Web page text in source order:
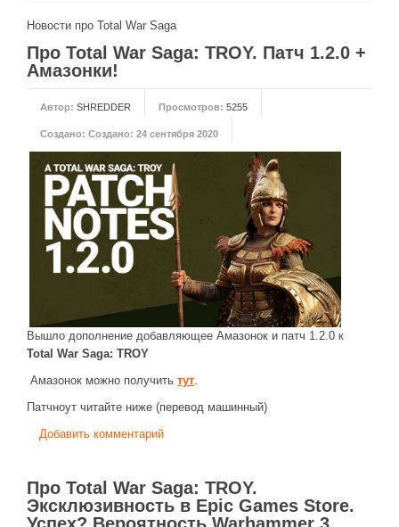
Моддинг Shogun 2
Моддинг Napoleon
ДРУГИЕ ИГРЫ
Серия игр Mount and Blade
Вселенные Warhammer
Warhammer 40.000: Dawn of War
Серия игр «История войн»
Серия игр «King Arthur»
Творчество СиЧевиков
Блоги о рыбалке
Черный Гетман (роман)
Наше время
Новое время
Новости про Total War Saga
Про Total War Saga: TROY. Патч 1.2.0 +
Амазонки!
Автор: SHREDDER Просмотров: 5255
Создано: Создано: 24 сентября 2020
Вышло дополнение добавляющее Амазонок и патч 1.2.0 к
Total War Saga: TROY
Амазонок можно получить тут
Патчноут читайте ниже (перевод машинный)
Добавить комментарий
Про Total War Saga: TROY.
Эксклюзивность в Epic Games Store.